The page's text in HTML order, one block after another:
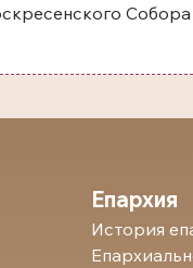
Собора
Епархия
История